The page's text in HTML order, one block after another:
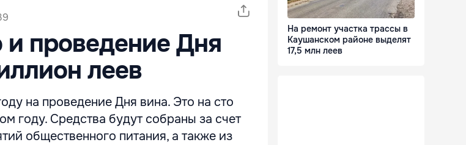
проведение Дня
леев
на проведение Дня вина. Это на сто
году. Средства будут собраны за счет
общественного питания, а также из
На ремонт участка трассы в
Каушанском районе выделят
17,5 млн леев